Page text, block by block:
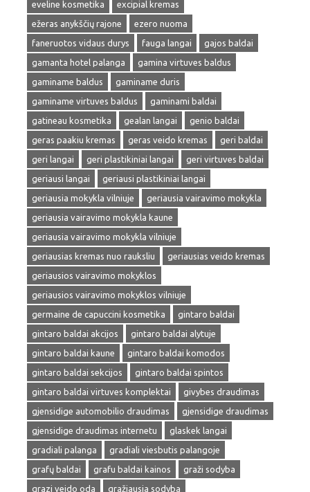
eveline kosmetika
excipial kremas
ežeras anykščių rajone
ezero nuoma
faneruotos vidaus durys
fauga langai
gajos baldai
gamanta hotel palanga
gamina virtuves baldus
gaminame baldus
gaminame duris
gaminame virtuves baldus
gaminami baldai
gatineau kosmetika
gealan langai
genio baldai
geras paakiu kremas
geras veido kremas
geri baldai
geri langai
geri plastikiniai langai
geri virtuves baldai
geriausi langai
geriausi plastikiniai langai
geriausia mokykla vilniuje
geriausia vairavimo mokykla
geriausia vairavimo mokykla kaune
geriausia vairavimo mokykla vilniuje
geriausias kremas nuo rauksliu
geriausias veido kremas
geriausios vairavimo mokyklos
geriausios vairavimo mokyklos vilniuje
germaine de capuccini kosmetika
gintaro baldai
gintaro baldai akcijos
gintaro baldai alytuje
gintaro baldai kaune
gintaro baldai komodos
gintaro baldai sekcijos
gintaro baldai spintos
gintaro baldai virtuves komplektai
givybes draudimas
gjensidige automobilio draudimas
gjensidige draudimas
gjensidige draudimas internetu
glaskek langai
gradiali palanga
gradiali viesbutis palangoje
grafų baldai
grafu baldai kainos
graži sodyba
grazi veido oda
gražiausia sodyba